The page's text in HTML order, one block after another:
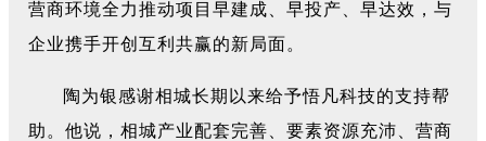
营商环境全力推动项目早建成、早投产、早达效，与
企业携手开创互利共赢的新局面。
陶为银感谢相城长期以来给予悟凡科技的支持帮
助。他说，相城产业配套完善、要素资源充沛、营商